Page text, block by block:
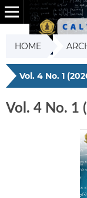
HOME
Vol. 4 No. 1
Vol. 4 No. 1